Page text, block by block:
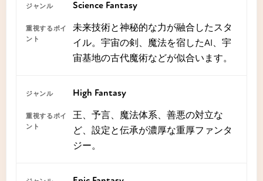
Science Fantasy
未来技術と神秘的な力が融合したスタ
イル。宇宙の剣、魔法を宿したAI、宇
宙基地の古代魔術などが似合います。
High Fantasy
王、予言、魔法体系、善悪の対立な
ど、設定と伝承が濃厚な重厚ファンタ
ジー。